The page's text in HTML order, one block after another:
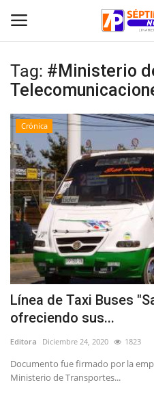
Inicio
Crónica
Policial
Tribunales
Deporte
Política
Espectáculos
Tag: #Ministerio
Crónica
Línea de Taxi Buses
ofreciendo sus...
Editora Diciembre 24, 2020 1823
Documento fue firmado por la
Ministerio de Transportes...